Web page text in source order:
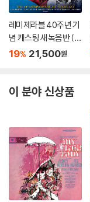
레미제라블 40주년 기
념 캐스팅 새녹음반 (L
es Miserables: 40th
19% 21,500원
이 분야 신상품